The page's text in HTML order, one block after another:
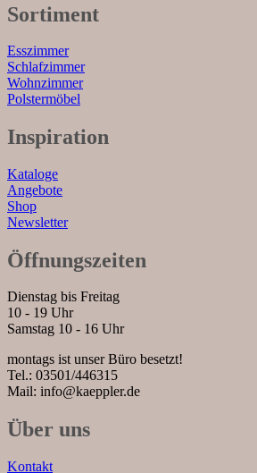
Sortiment
Esszimmer
Schlafzimmer
Wohnzimmer
Polstermöbel
Inspiration
Kataloge
Angebote
Shop
Newsletter
Öffnungszeiten
Dienstag bis Freitag
10 - 19 Uhr
Samstag 10 - 16 Uhr
montags ist unser Büro besetzt!
Tel.: 03501/446315
Mail: info@kaeppler.de
Über uns
Kontakt